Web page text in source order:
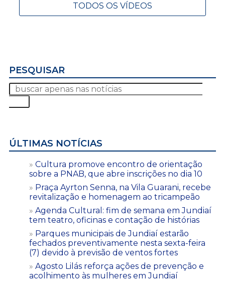
TODOS OS VÍDEOS
PESQUISAR
ÚLTIMAS NOTÍCIAS
Cultura promove encontro de orientação
sobre a PNAB, que abre inscrições no dia 10
Praça Ayrton Senna, na Vila Guarani, recebe
revitalização e homenagem ao tricampeão
Agenda Cultural: fim de semana em Jundiaí
tem teatro, oficinas e contação de histórias
Parques municipais de Jundiaí estarão
fechados preventivamente nesta sexta-feira
(7) devido à previsão de ventos fortes
Agosto Lilás reforça ações de prevenção e
acolhimento às mulheres em Jundiaí